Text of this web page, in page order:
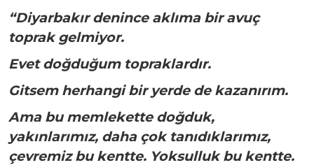
“Diyarbakır denince aklıma bir avuç
toprak gelmiyor.
Evet doğduğum topraklardır.
Gitsem herhangi bir yerde de kazanırım.
Ama bu memlekette doğduk,
yakınlarımız, daha çok tanıdıklarımız,
çevremiz bu kentte. Yoksulluk bu kentte.